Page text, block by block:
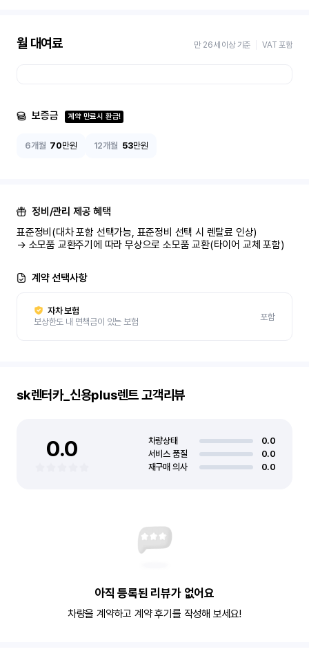
월 대여료 만 26세 이상 기준 VAT 포함
보증금 계약 만료시 환급!
6개월 70만원 12개월 53만원
정비/관리 제공 혜택
표준정비(대차 포함 선택가능, 표준정비 선택 시 렌탈료 인상)
→ 소모품 교환주기에 따라 무상으로 소모품 교환(타이어 교체 포함)
계약 선택사항
자차 보험
보상한도 내 면책금이 있는 보험
포함
sk렌터카_신용plus렌트고객리뷰
0.0 차량상태
0.0
서비스 품질
0.0
재구매 의사
0.0
아직 등록된 리뷰가 없어요
차량을 계약하고 계약 후기를 작성해 보세요!